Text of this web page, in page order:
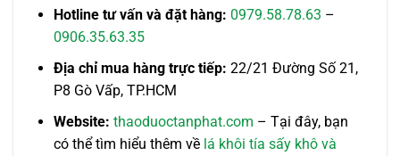
Hotline tư vấn và đặt hàng: 0979.58.78.63 –
0906.35.63.35
Địa chỉ mua hàng trực tiếp: 22/21 Đường Số 21,
P8 Gò Vấp, TP.HCM
Website: thaoduoctanphat.com – Tại đây, bạn
có thể tìm hiểu thêm về lá khôi tía sấy khô và